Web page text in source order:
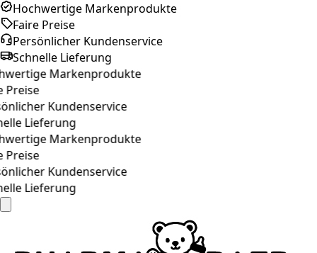
Hochwertige Markenprodukte
Faire Preise
Persönlicher Kundenservice
Schnelle Lieferung
Markenprodukte
Kundenservice
Lieferung
Markenprodukte
Kundenservice
Lieferung